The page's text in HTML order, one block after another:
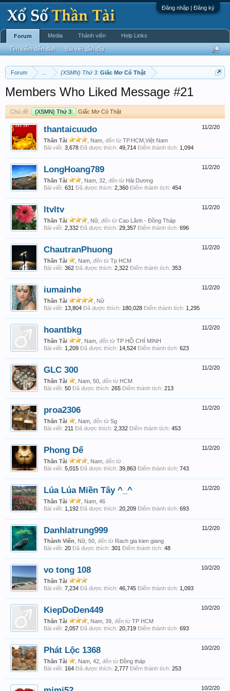
Đăng nhập | Đăng ký
Forum {XSMN} Thứ 3: Giấc Mơ Có Thật
Members Who Liked Message #21
Chủ đề: {XSMN} Thứ 3: Giấc Mơ Có Thật
11/2/20
thantaicuudo
Thần Tài , Nam, đến từ TP.HCM,Việt Nam
Bài viết: 3,678 Đã được thích: 49,714 Điểm thành tích: 1,094
11/2/20
LongHoang789
Thần Tài , Nam, 32, đến từ Hải Dương
Bài viết: 631 Đã được thích: 2,360 Điểm thành tích: 454
11/2/20
ltvltv
Thần Tài , Nữ, đến từ Cao Lãnh - Đồng Tháp
Bài viết: 2,332 Đã được thích: 29,357 Điểm thành tích: 696
11/2/20
ChautranPhuong
Thần Tài , Nam, đến từ Tp HCM
Bài viết: 362 Đã được thích: 2,322 Điểm thành tích: 353
11/2/20
iumainhe
Thần Tài
, Nữ
Bài viết: 13,804 Đã được thích: 180,028 Điểm thành tích: 1,295
11/2/20
hoantbkg
Thần Tài , Nam, đến từ TP HỒ CHÍ MINH
Bài viết: 1,209 Đã được thích: 14,524 Điểm thành tích: 623
11/2/20
GLC 300
Thần Tài , Nam, 50, đến từ HCM
Bài viết: 50 Đã được thích: 265 Điểm thành tích: 213
11/2/20
proa2306
Thần Tài , Nam, đến từ Sg
Bài viết: 211 Đã được thích: 2,332 Điểm thành tích: 453
11/2/20
Phong Dế
Thần Tài , Nam, đến từ
Bài viết: 5,015 Đã được thích: 39,863 Điểm thành tích: 743
11/2/20
Lúa Lúa Miền Tây ^_^
Thần Tài
, Nam, 46
Bài viết: 1,192 Đã được thích: 20,209 Điểm thành tích: 693
11/2/20
Danhlatrung999
Thành Viên , Nữ, 50, đến từ Rach gia kien giang
Bài viết: 20 Đã được thích: 301 Điểm thành tích: 48
10/2/20
vo tong 108
Thần Tài
Bài viết: 7,234 Đã được thích: 46,745 Điểm thành tích: 1,093
10/2/20
KiepDoDen449
Thần Tài , Nam, 39, đến từ TP HCM
Bài viết: 2,057 Đã được thích: 20,719 Điểm thành tích: 693
10/2/20
Phát Lộc 1368
Thần Tài , Nam, 42, đến từ Đồng tháp
Bài viết: 164 Đã được thích: 2,777 Điểm thành tích: 253
10/2/20
Forum
Tìm kiếm diễn đàn Bài viết gần đây
Media Thành viên Help Links